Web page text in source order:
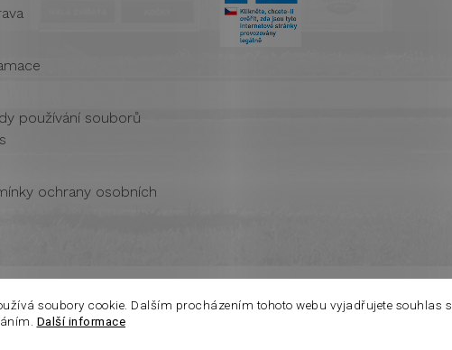
soubory cookie. Dalším procházením tohoto webu vyjadřujete souhlas s
Další informace
používání souborů
ochrany osobních